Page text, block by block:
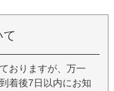
おりますが、万一
着後7日以内にお知